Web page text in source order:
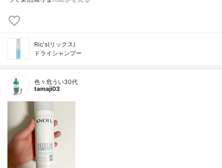
Ric's(リックス)
ドライシャンプー
色々危うい30代
tamaji03